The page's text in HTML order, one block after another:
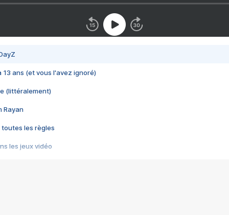
13 ans (et vous l'avez ignoré)
(littéralement)
Rayan
toutes les règles
les jeux vidéo